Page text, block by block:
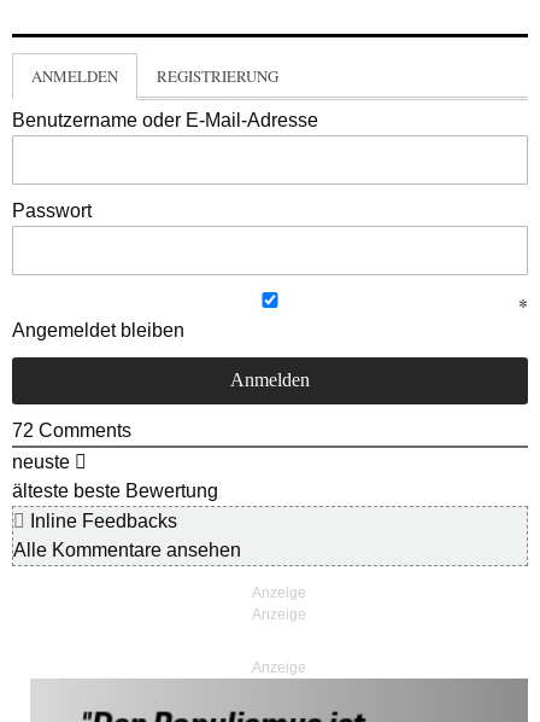
ANMELDEN REGISTRIERUNG
Benutzername oder E-Mail-Adresse
Passwort
Angemeldet bleiben
72 Comments
neuste
älteste beste Bewertung
Inline Feedbacks
Alle Kommentare ansehen
Anzeige